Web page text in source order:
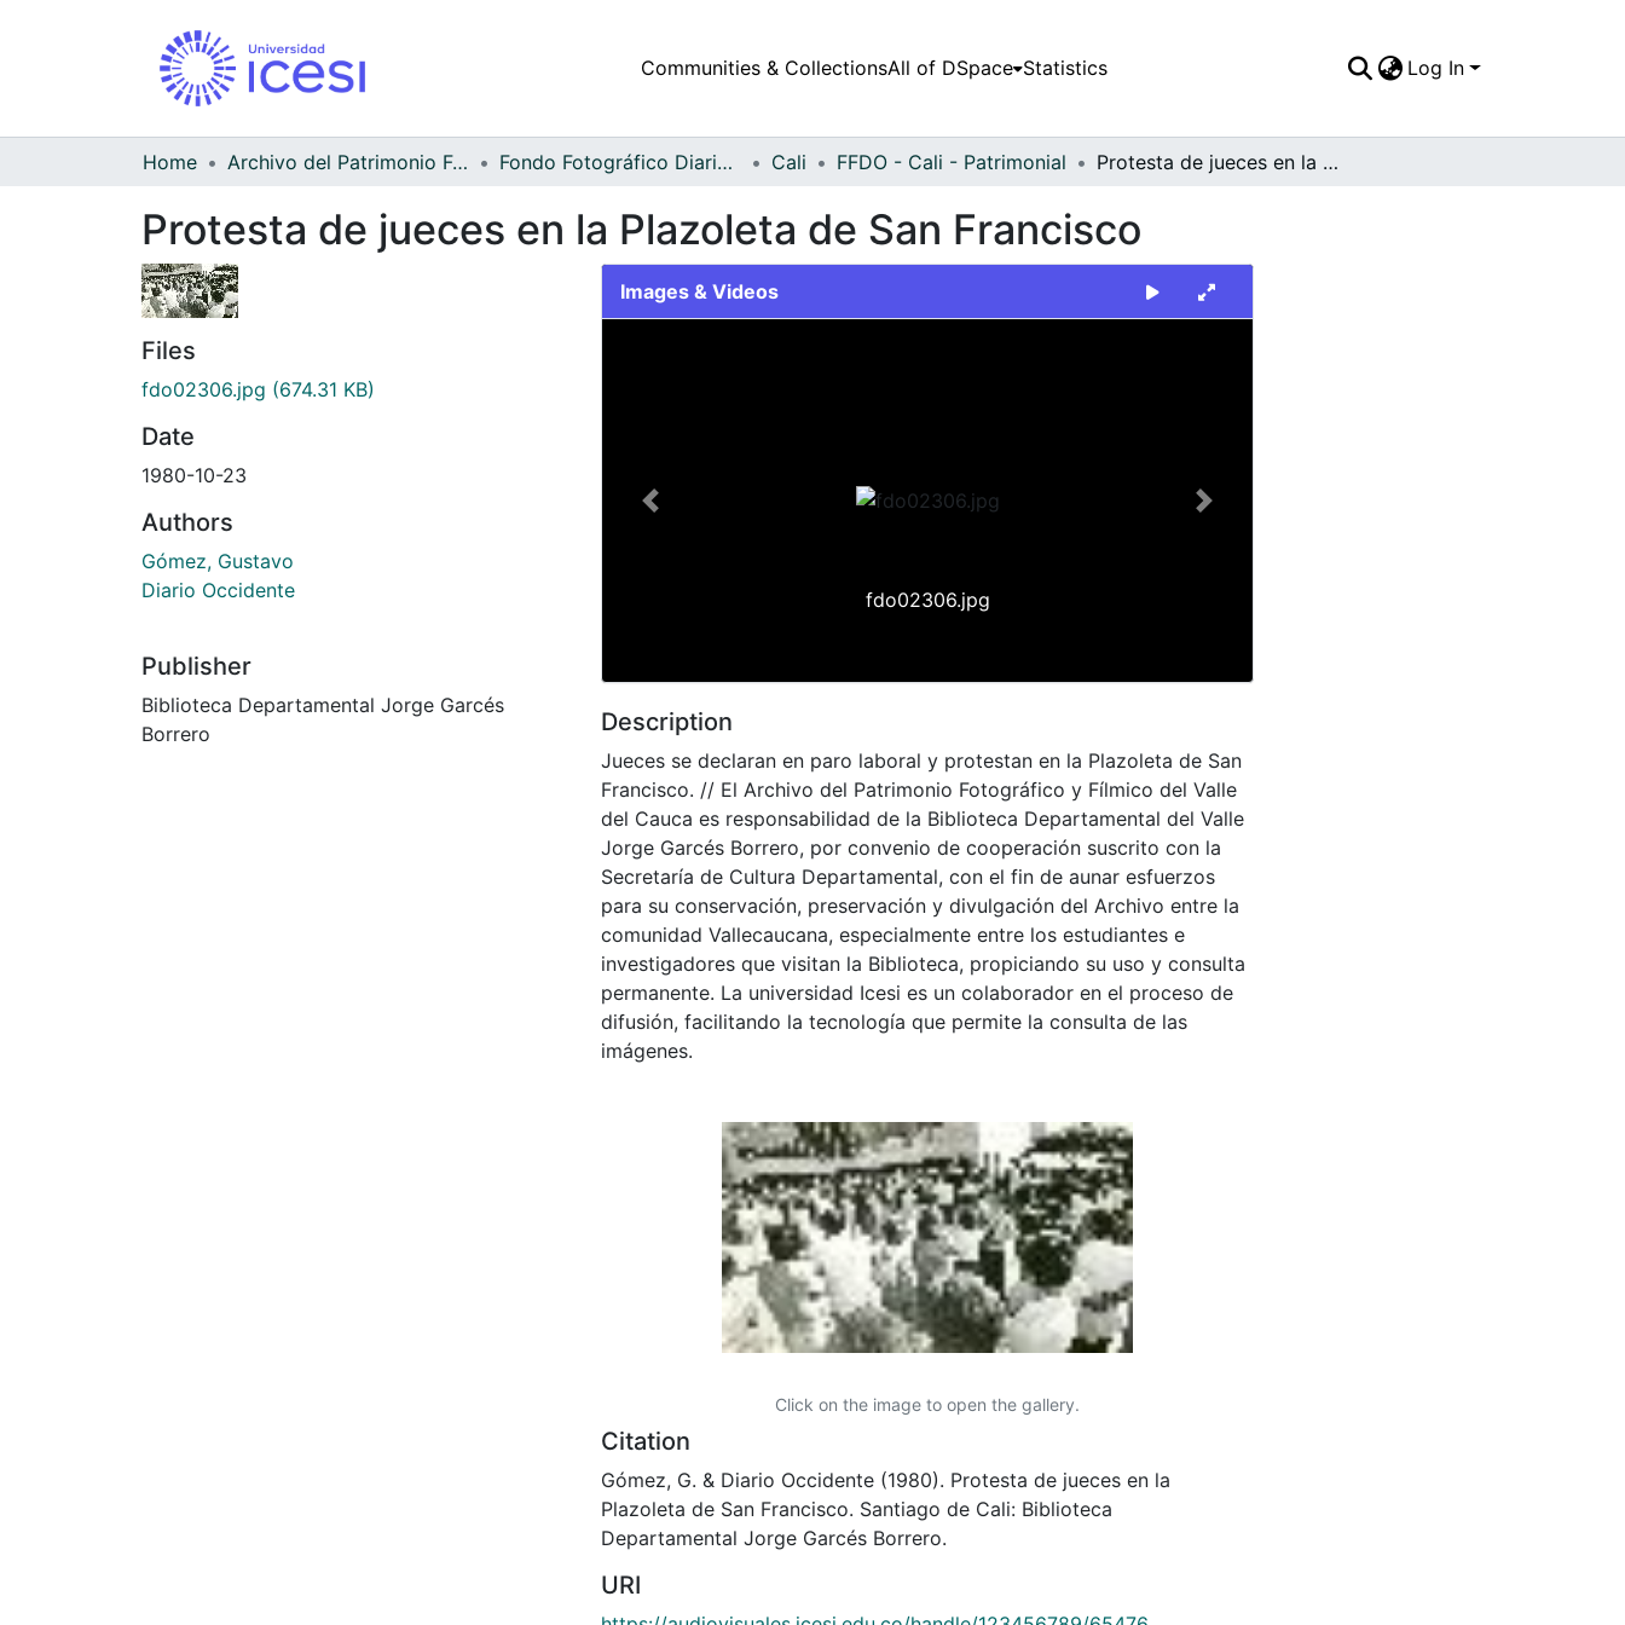
Communities & CollectionsAll of DSpace Statistics Log In
Home Archivo del Patrimonio Fotográfico y Fílmico del Valle del Cauca Fondo Fotográfico Diario Occidente Cali FFDO - Cali - Patrimonial Protesta de jueces en la Plazoleta de San Francisco
Protesta de jueces en la Plazoleta de San Francisco
Files
fdo02306.jpg (674.31 KB)
Date
1980-10-23
Authors
Gómez, Gustavo
Diario Occidente
Publisher
Biblioteca Departamental Jorge Garcés
Borrero
Images & Videos
fdo02306.jpg
Previous Next
Description
Jueces se declaran en paro laboral y protestan en la Plazoleta de San
Francisco. // El Archivo del Patrimonio Fotográfico y Fílmico del Valle
del Cauca es responsabilidad de la Biblioteca Departamental del Valle
Jorge Garcés Borrero, por convenio de cooperación suscrito con la
Secretaría de Cultura Departamental, con el fin de aunar esfuerzos
para su conservación, preservación y divulgación del Archivo entre la
comunidad Vallecaucana, especialmente entre los estudiantes e
investigadores que visitan la Biblioteca, propiciando su uso y consulta
permanente. La universidad Icesi es un colaborador en el proceso de
difusión, facilitando la tecnología que permite la consulta de las
imágenes.
Click on the image to open the gallery.
Citation
Gómez, G. & Diario Occidente (1980). Protesta de jueces en la
Plazoleta de San Francisco. Santiago de Cali: Biblioteca
Departamental Jorge Garcés Borrero.
URI